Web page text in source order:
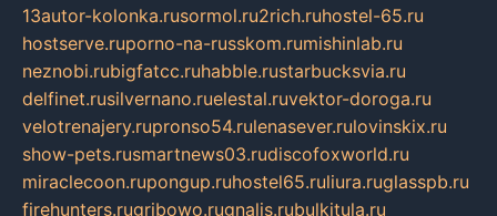
13autor-kolonka.rusormol.ru2rich.ruhostel-65.ru
hostserve.ruporno-na-russkom.rumishinlab.ru
neznobi.rubigfatcc.ruhabble.rustarbucksvia.ru
delfinet.rusilvernano.ruelestal.ruvektor-doroga.ru
velotrenajery.rupronso54.rulenasever.rulovinskix.ru
show-pets.rusmartnews03.rudiscofoxworld.ru
miraclecoon.rupongup.ruhostel65.ruliura.ruglasspb.ru
firehunters.rugribowo.rugnalis.rubulkitula.ru